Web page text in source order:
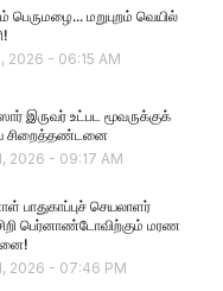
பெருமழை... மறுபுறம் வெயில்
2026 - 06:15 AM
இருவர் உட்பட மூவருக்குக்
சிறைத்தண்டனை
2026 - 09:17 AM
பாதுகாப்புச் செயலாளர்
பெர்னாண்டோவிற்கும் மரண
2026 - 07:46 PM